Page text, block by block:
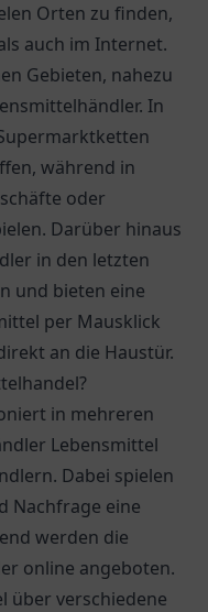
Orten zu finden,
auch im Internet.
Gebieten, nahezu
In
während in
oder
Darüber hinaus
in den letzten
und bieten eine
per Mausklick
an die Haustür.
in mehreren
Lebensmittel
Dabei spielen
Nachfrage eine
werden die
online angeboten.
über verschiedene